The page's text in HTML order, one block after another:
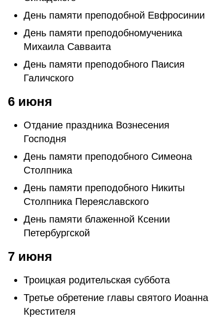
День памяти преподобной Евфросинии
День памяти преподобномученика
Михаила Савваита
День памяти преподобного Паисия
Галичского
6 июня
Отдание праздника Вознесения
Господня
День памяти преподобного Симеона
Столпника
День памяти преподобного Никиты
Столпника Переяславского
День памяти блаженной Ксении
Петербургской
7 июня
Троицкая родительская суббота
Третье обретение главы святого Иоанна
Крестителя